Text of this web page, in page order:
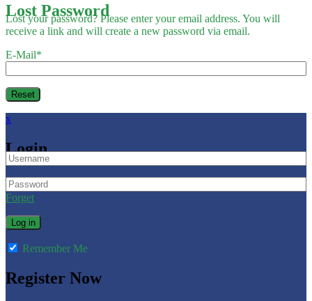
Lost Password
Lost your password? Please enter your email address. You will
receive a link and will create a new password via email.
E-Mail*
x
Login
Forget
Remember Me
Register Now